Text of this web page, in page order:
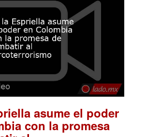
asume el poder
con la promesa